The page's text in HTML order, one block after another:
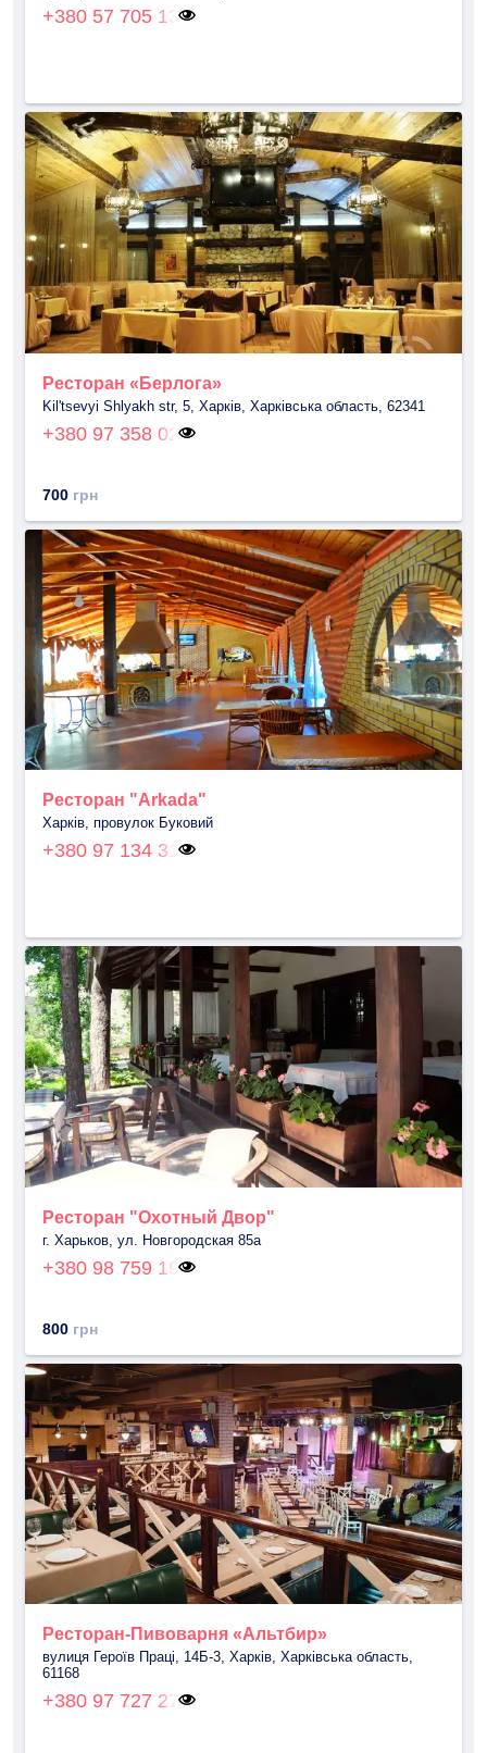
+380 57 705 13
Ресторан «Берлога»
Kil'tsevyi Shlyakh str, 5, Харків, Харківська область, 62341
+380 97 358 02
700 грн
Ресторан "Arkada"
Харків, провулок Буковий
+380 97 134 31
Ресторан "Охотный Двор"
г. Харьков, ул. Новгородская 85а
+380 98 759 19
800 грн
Ресторан-Пивоварня «Альтбир»
вулиця Героїв Праці, 14Б-3, Харків, Харківська область,
61168
+380 97 727 27